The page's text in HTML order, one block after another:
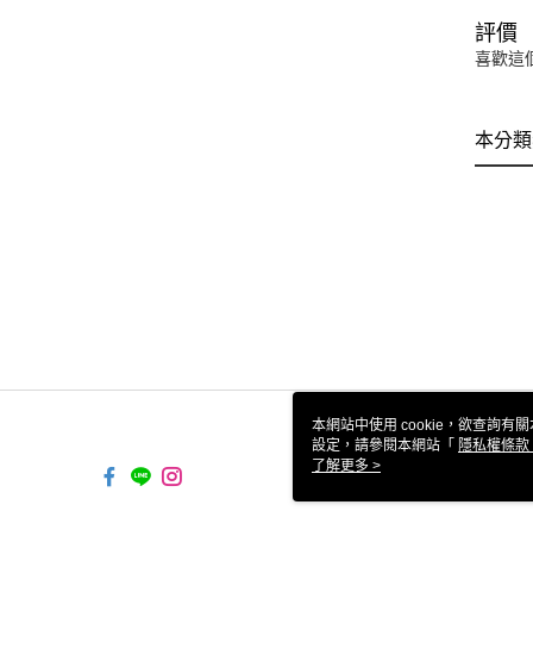
評價
喜歡這
本分
本網站中使用 cookie，欲查詢有
設定，請參閱本網站「 隱私權條款
使用 cookie。
了解更多 >